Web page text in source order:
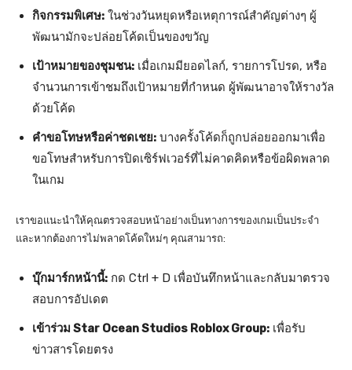
กิจกรรมพิเศษ: ในช่วงวันหยุดหรือเหตุการณ์สำคัญต่างๆ ผู้
พัฒนามักจะปล่อยโค้ดเป็นของขวัญ
เป้าหมายของชุมชน: เมื่อเกมมียอดไลก์, รายการโปรด, หรือ
จำนวนการเข้าชมถึงเป้าหมายที่กำหนด ผู้พัฒนาอาจให้รางวัล
ด้วยโค้ด
คำขอโทษหรือค่าชดเชย: บางครั้งโค้ดก็ถูกปล่อยออกมาเพื่อ
ขอโทษสำหรับการปิดเซิร์ฟเวอร์ที่ไม่คาดคิดหรือข้อผิดพลาด
ในเกม
เราขอแนะนำให้คุณตรวจสอบหน้าอย่างเป็นทางการของเกมเป็นประจำ
และหากต้องการไม่พลาดโค้ดใหม่ๆ คุณสามารถ:
บุ๊กมาร์กหน้านี้: กด Ctrl + D เพื่อบันทึกหน้าและกลับมาตรวจ
สอบการอัปเดต
เข้าร่วม Star Ocean Studios Roblox Group: เพื่อรับ
ข่าวสารโดยตรง